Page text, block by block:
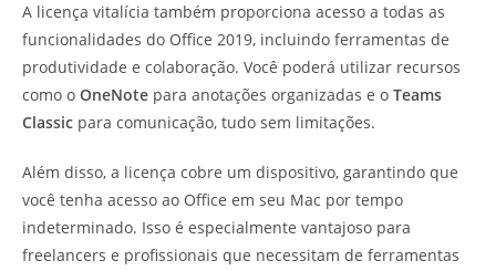
A licença vitalícia também proporciona acesso a todas as
funcionalidades do Office 2019, incluindo ferramentas de
produtividade e colaboração. Você poderá utilizar recursos
como o OneNote para anotações organizadas e o Teams
Classic para comunicação, tudo sem limitações.
Além disso, a licença cobre um dispositivo, garantindo que
você tenha acesso ao Office em seu Mac por tempo
indeterminado. Isso é especialmente vantajoso para
freelancers e profissionais que necessitam de ferramentas